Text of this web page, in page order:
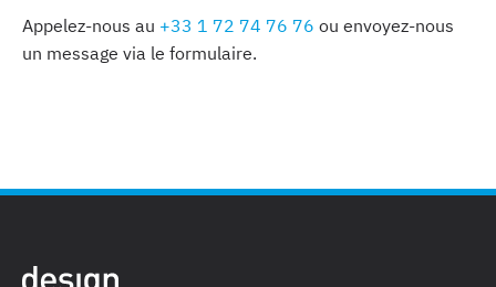
Appelez-nous au +33 1 72 74 76 76 ou envoyez-nous
un message via le formulaire.